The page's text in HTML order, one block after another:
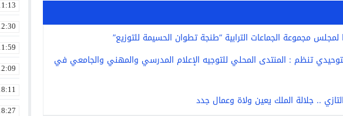
لمجلس مجموعة الجماعات الترابية “طنجة تطوان الحسيمة للتوزيع”
تنظم : المنتدى المحلي للتوجيه الإعلام المدرسي والمهني والجامعي في
.. جلالة الملك يعين ولاة وعمال جدد